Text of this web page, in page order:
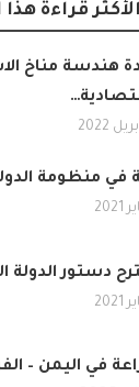
الأكثر قراءة
هندسة مناخ
في منظومة
دستور الدولة
في اليمن –